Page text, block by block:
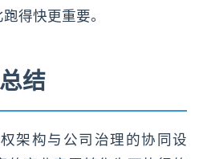
得快更重要。
结
架构与公司治理的协同设